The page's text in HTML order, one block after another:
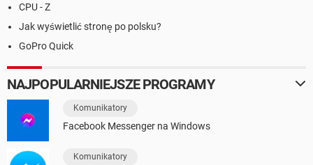
CPU - Z
Jak wyświetlić stronę po polsku?
GoPro Quick
NAJPOPULARNIEJSZE PROGRAMY
Komunikatory
Facebook Messenger na Windows
Komunikatory